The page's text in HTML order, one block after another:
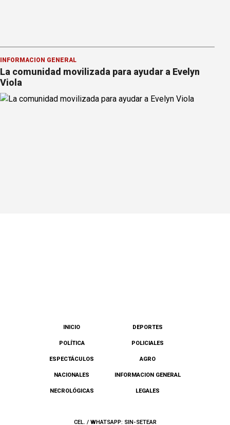
INFORMACION GENERAL
La comunidad movilizada para ayudar a Evelyn
Viola
INICIO DEPORTES
POLÍTICA POLICIALES
ESPECTÁCULOS AGRO
NACIONALES INFORMACION GENERAL
NECROLÓGICAS LEGALES
CEL. / WHATSAPP: SIN-SETEAR